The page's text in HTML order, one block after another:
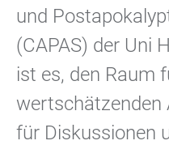
und
(CAPAS) der Uni
ist es, den Raum
wertschätzenden
für Diskussionen